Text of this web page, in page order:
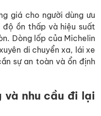
giá cho người dùng ưu
ồn thấp và hiệu suất
Dòng lốp của Michelin
di chuyển xa, lái xe
sự an toàn và ổn định
nhu cầu đi lại